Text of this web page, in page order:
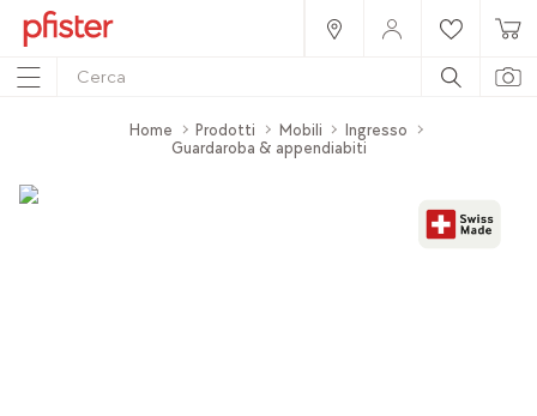
Home Prodotti Mobili
Ingresso
Guardaroba & appendiabiti